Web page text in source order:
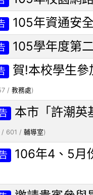
105年資通安
105學年度第
賀!本校學生
/ 教務處)
本市「許潮英
601 / 輔導室)
106年4、5月